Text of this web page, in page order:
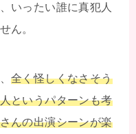
いったい誰に真犯人
ん。
全く怪しくなさそう
というパターンも考
さんの出演シーンが楽